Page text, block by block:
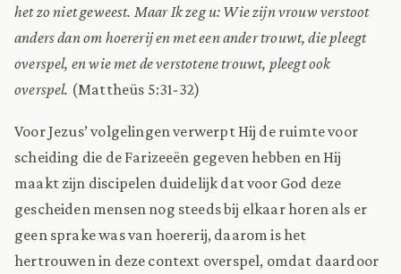
het zo niet geweest. Maar Ik zeg u: Wie zijn vrouw verstoot
anders dan om hoererij en met een ander trouwt, die pleegt
overspel, en wie met de verstotene trouwt, pleegt ook
overspel. (Mattheüs 5:31-32)
Voor Jezus’ volgelingen verwerpt Hij de ruimte voor
scheiding die de Farizeeën gegeven hebben en Hij
maakt zijn discipelen duidelijk dat voor God deze
gescheiden mensen nog steeds bij elkaar horen als er
geen sprake was van hoererij, daarom is het
hertrouwen in deze context overspel, omdat daardoor